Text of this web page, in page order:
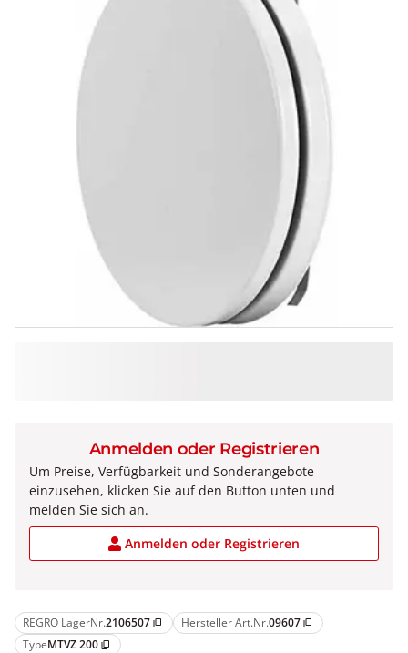
REGRO LagerNr.2106507 content_copy Hersteller Art.Nr.09607 content_copy
TypeMTVZ 200 content_copy
Anmelden oder Registrieren
Um Preise, Verfügbarkeit und Sonderangebote
einzusehen, klicken Sie auf den Button unten und
melden Sie sich an.
Anmelden oder Registrieren